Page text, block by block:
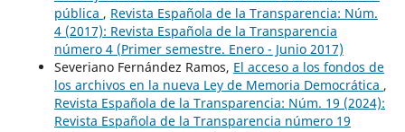
pública , Revista Española de la Transparencia: Núm.
4 (2017): Revista Española de la Transparencia
número 4 (Primer semestre. Enero - Junio 2017)
Severiano Fernández Ramos, El acceso a los fondos de
los archivos en la nueva Ley de Memoria Democrática ,
Revista Española de la Transparencia: Núm. 19 (2024):
Revista Española de la Transparencia número 19